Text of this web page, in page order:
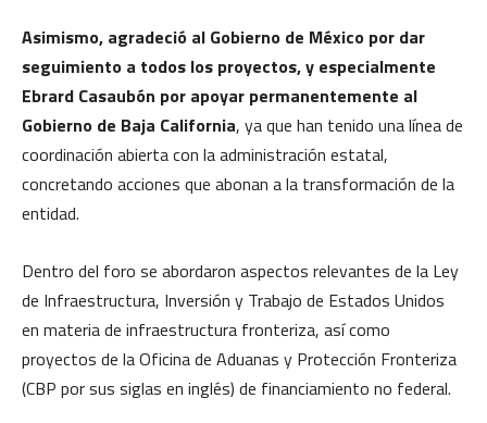
Asimismo, agradeció al Gobierno de México por dar
seguimiento a todos los proyectos, y especialmente
Ebrard Casaubón por apoyar permanentemente al
Gobierno de Baja California, ya que han tenido una línea de
coordinación abierta con la administración estatal,
concretando acciones que abonan a la transformación de la
entidad.
Dentro del foro se abordaron aspectos relevantes de la Ley
de Infraestructura, Inversión y Trabajo de Estados Unidos
en materia de infraestructura fronteriza, así como
proyectos de la Oficina de Aduanas y Protección Fronteriza
(CBP por sus siglas en inglés) de financiamiento no federal.